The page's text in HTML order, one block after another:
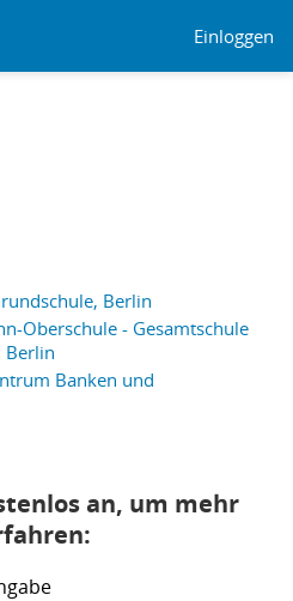
Einloggen
Berlin
Oberschule - Gesamtschule
Berlin
Banken und
an, um mehr